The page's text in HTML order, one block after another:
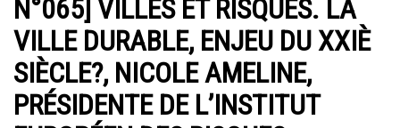
Accueil
L’association
Qui sommes-nous ?
Présentation vidéo
Le bureau
N°065] VILLES ET RISQUES. LA
VILLE DURABLE, ENJEU DU XXIÈ
SIÈCLE?, NICOLE AMELINE,
PRÉSIDENTE DE L’INSTITUT